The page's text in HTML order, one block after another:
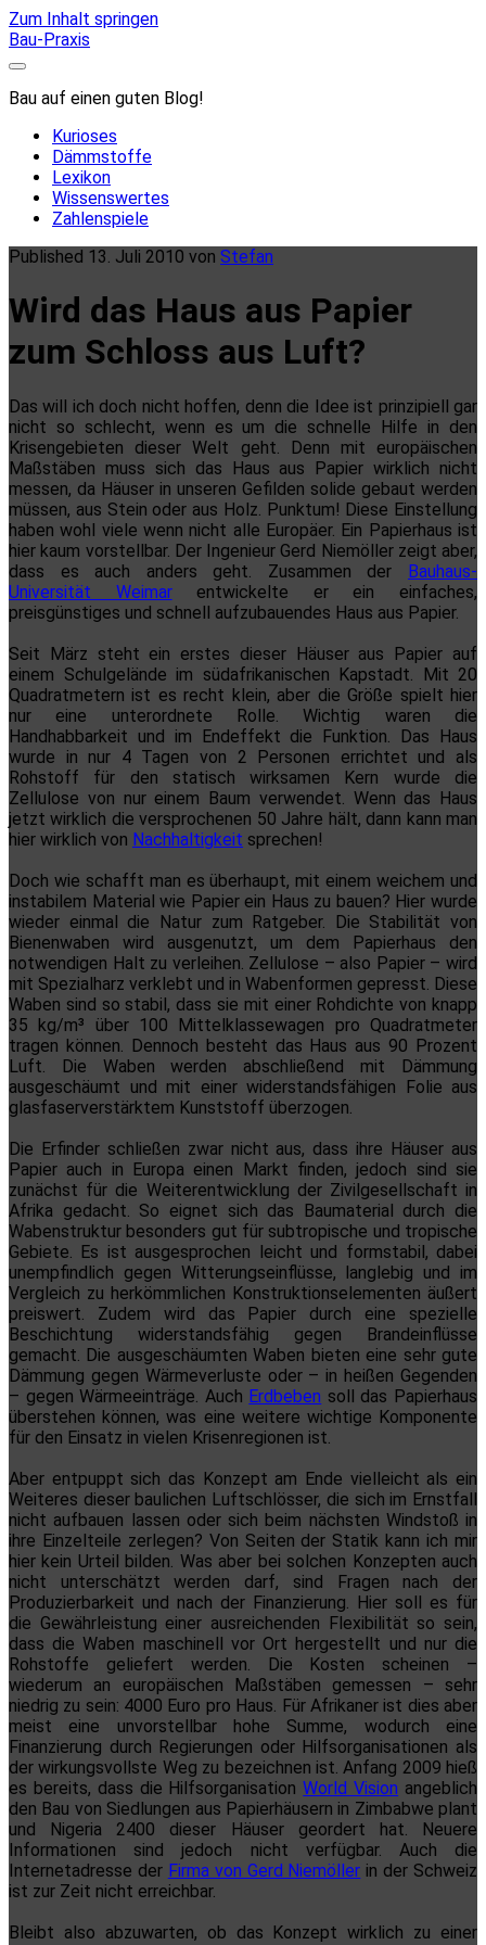
Zum Inhalt springen
Bau-Praxis
Bau auf einen guten Blog!
Kurioses
Dämmstoffe
Lexikon
Wissenswertes
Zahlenspiele
Published 13. Juli 2010 von Stefan
Wird das Haus aus Papier
zum Schloss aus Luft?
Das will ich doch nicht hoffen, denn die Idee ist prinzipiell gar
nicht so schlecht, wenn es um die schnelle Hilfe in den
Krisengebieten dieser Welt geht. Denn mit europäischen
Maßstäben muss sich das Haus aus Papier wirklich nicht
messen, da Häuser in unseren Gefilden solide gebaut werden
müssen, aus Stein oder aus Holz. Punktum! Diese Einstellung
haben wohl viele wenn nicht alle Europäer. Ein Papierhaus ist
hier kaum vorstellbar. Der Ingenieur Gerd Niemöller zeigt aber,
dass es auch anders geht. Zusammen der Bauhaus-
Universität Weimarentwickelte er ein einfaches,
preisgünstiges und schnell aufzubauendes Haus aus Papier.
Seit März steht ein erstes dieser Häuser aus Papier auf
einem Schulgelände im südafrikanischen Kapstadt. Mit 20
Quadratmetern ist es recht klein, aber die Größe spielt hier
nur eine unterordnete Rolle. Wichtig waren die
Handhabbarkeit und im Endeffekt die Funktion. Das Haus
wurde in nur 4 Tagen von 2 Personen errichtet und als
Rohstoff für den statisch wirksamen Kern wurde die
Zellulose von nur einem Baum verwendet. Wenn das Haus
jetzt wirklich die versprochenen 50 Jahre hält, dann kann man
hier wirklich von Nachhaltigkeit sprechen!
Doch wie schafft man es überhaupt, mit einem weichem und
instabilem Material wie Papier ein Haus zu bauen? Hier wurde
wieder einmal die Natur zum Ratgeber. Die Stabilität von
Bienenwaben wird ausgenutzt, um dem Papierhaus den
notwendigen Halt zu verleihen. Zellulose – also Papier – wird
mit Spezialharz verklebt und in Wabenformen gepresst. Diese
Waben sind so stabil, dass sie mit einer Rohdichte von knapp
35 kg/m³ über 100 Mittelklassewagen pro Quadratmeter
tragen können. Dennoch besteht das Haus aus 90 Prozent
Luft. Die Waben werden abschließend mit Dämmung
ausgeschäumt und mit einer widerstandsfähigen Folie aus
glasfaserverstärktem Kunststoff überzogen.
Die Erfinder schließen zwar nicht aus, dass ihre Häuser aus
Papier auch in Europa einen Markt finden, jedoch sind sie
zunächst für die Weiterentwicklung der Zivilgesellschaft in
Afrika gedacht. So eignet sich das Baumaterial durch die
Wabenstruktur besonders gut für subtropische und tropische
Gebiete. Es ist ausgesprochen leicht und formstabil, dabei
unempfindlich gegen Witterungseinflüsse, langlebig und im
Vergleich zu herkömmlichen Konstruktionselementen äußert
preiswert. Zudem wird das Papier durch eine spezielle
Beschichtung widerstandsfähig gegen Brandeinflüsse
gemacht. Die ausgeschäumten Waben bieten eine sehr gute
Dämmung gegen Wärmeverluste oder – in heißen Gegenden
– gegen Wärmeeinträge. Auch Erdbeben soll das Papierhaus
überstehen können, was eine weitere wichtige Komponente
für den Einsatz in vielen Krisenregionen ist.
Aber entpuppt sich das Konzept am Ende vielleicht als ein
Weiteres dieser baulichen Luftschlösser, die sich im Ernstfall
nicht aufbauen lassen oder sich beim nächsten Windstoß in
ihre Einzelteile zerlegen? Von Seiten der Statik kann ich mir
hier kein Urteil bilden. Was aber bei solchen Konzepten auch
nicht unterschätzt werden darf, sind Fragen nach der
Produzierbarkeit und nach der Finanzierung. Hier soll es für
die Gewährleistung einer ausreichenden Flexibilität so sein,
dass die Waben maschinell vor Ort hergestellt und nur die
Rohstoffe geliefert werden. Die Kosten scheinen –
wiederum an europäischen Maßstäben gemessen – sehr
niedrig zu sein: 4000 Euro pro Haus. Für Afrikaner ist dies aber
meist eine unvorstellbar hohe Summe, wodurch eine
Finanzierung durch Regierungen oder Hilfsorganisationen als
der wirkungsvollste Weg zu bezeichnen ist. Anfang 2009 hieß
es bereits, dass die HilfsorganisationWorld Vision angeblich
den Bau von Siedlungen aus Papierhäusern in Zimbabwe plant
und Nigeria 2400 dieser Häuser geordert hat. Neuere
Informationen sind jedoch nicht verfügbar. Auch die
Internetadresse der Firma von Gerd Niemöller in der Schweiz
ist zur Zeit nicht erreichbar.
Bleibt also abzuwarten, ob das Konzept wirklich zu einer